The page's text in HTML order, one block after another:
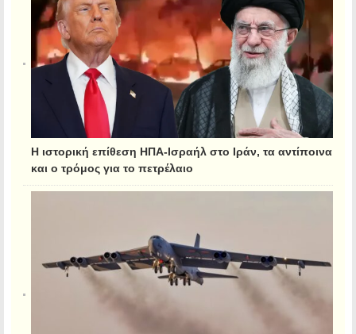
Η ιστορική επίθεση ΗΠΑ-Ισραήλ στο Ιράν, τα αντίποινα
και ο τρόμος για το πετρέλαιο